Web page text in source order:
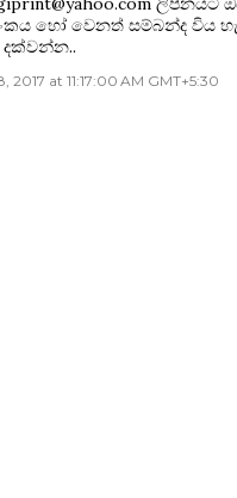
හෝ වෙනත් සම්බන්ද විය
2017 at 11:17:00 AM GMT+5:30